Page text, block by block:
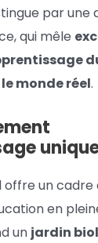
par une
qui mêle
monde réel.
offre un cadre
en
un jardin